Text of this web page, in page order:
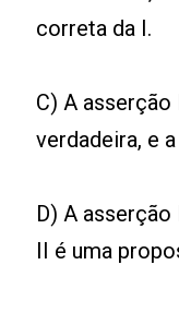
correta da I.
C) A
verdadeira, e
D) A
II é uma